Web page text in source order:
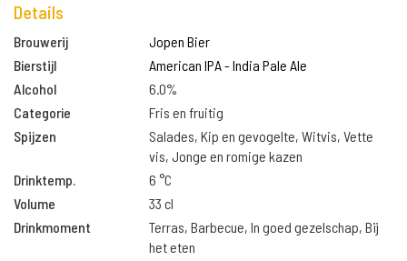
Details
Brouwerij
Jopen Bier
Bierstijl
American IPA - India Pale Ale
Alcohol
6.0%
Categorie
Fris en fruitig
Spijzen
Salades, Kip en gevogelte, Witvis, Vette
vis, Jonge en romige kazen
Drinktemp.
6 °C
Volume
33 cl
Drinkmoment
Terras, Barbecue, In goed gezelschap, Bij
het eten